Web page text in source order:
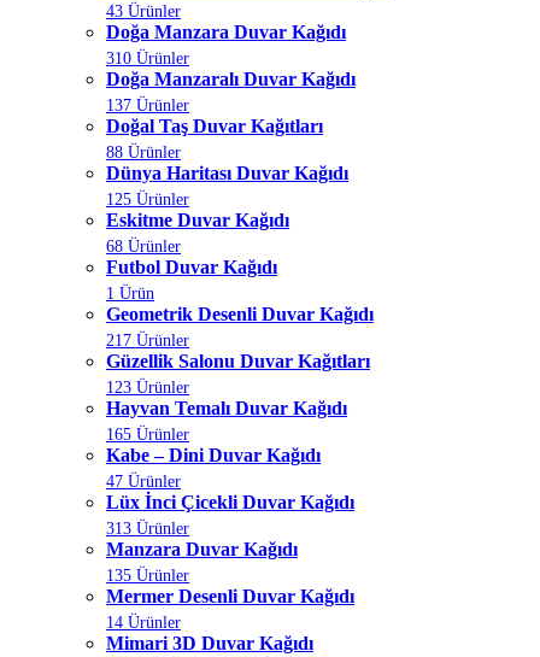
43 Ürünler
Doğa Manzara Duvar Kağıdı
310 Ürünler
Doğa Manzaralı Duvar Kağıdı
137 Ürünler
Doğal Taş Duvar Kağıtları
88 Ürünler
Dünya Haritası Duvar Kağıdı
125 Ürünler
Eskitme Duvar Kağıdı
68 Ürünler
Futbol Duvar Kağıdı
1 Ürün
Geometrik Desenli Duvar Kağıdı
217 Ürünler
Güzellik Salonu Duvar Kağıtları
123 Ürünler
Hayvan Temalı Duvar Kağıdı
165 Ürünler
Kabe – Dini Duvar Kağıdı
47 Ürünler
Lüx İnci Çicekli Duvar Kağıdı
313 Ürünler
Manzara Duvar Kağıdı
135 Ürünler
Mermer Desenli Duvar Kağıdı
14 Ürünler
Mimari 3D Duvar Kağıdı